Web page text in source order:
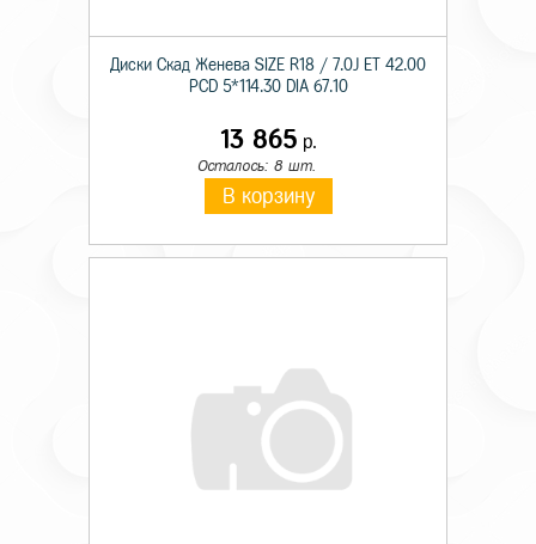
Диски Скад Женева SIZE R18 / 7.0J ET 42.00
PCD 5*114.30 DIA 67.10
13 865р.
Осталось: 8 шт.
В корзину